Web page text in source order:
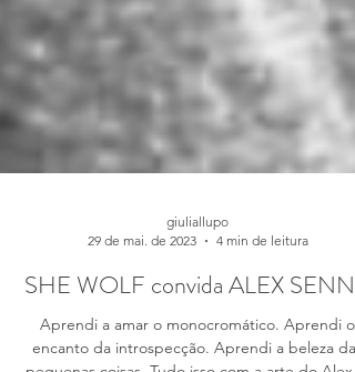
29 de mai. de 2023
4 min de leitura
SHE WOLF convida ALEX SENNA
Aprendi a amar o monocromático. Aprendi o